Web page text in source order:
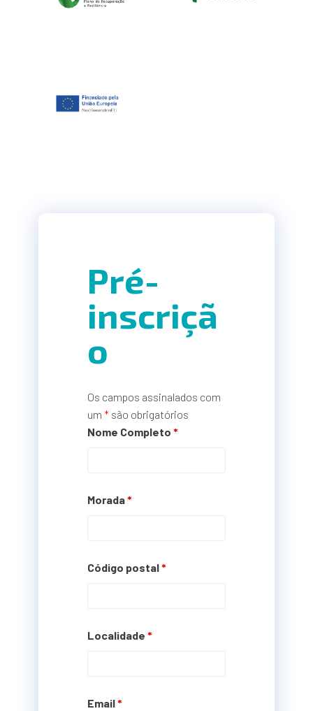
Pré-
inscriçã
o
Os campos assinalados com
um * são obrigatórios
Nome Completo *
Morada*
Código postal*
Localidade *
Email*